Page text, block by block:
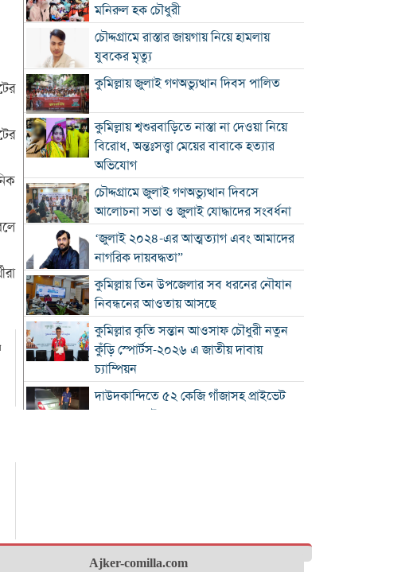
মনিরুল হক চৌধুরী
চৌদ্দগ্রামে রাস্তার জায়গায় নিয়ে হামলায়
যুবকের মৃত্যু
কুমিল্লায় জুলাই গণঅভ্যুত্থান দিবস পালিত
কুমিল্লায় শ্বশুরবাড়িতে নাস্তা না দেওয়া নিয়ে
বিরোধ, অন্তঃসত্ত্বা মেয়ের বাবাকে হত্যার
অভিযোগ
চৌদ্দগ্রামে জুলাই গণঅভ্যুত্থান দিবসে
আলোচনা সভা ও জুলাই যোদ্ধাদের সংবর্ধনা
‘জুলাই ২০২৪-এর আত্মত্যাগ এবং আমাদের
নাগরিক দায়বদ্ধতা”
কুমিল্লায় তিন উপজেলার সব ধরনের নৌযান
নিবন্ধনের আওতায় আসছে
কুমিল্লার কৃতি সন্তান আওসাফ চৌধুরী নতুন
কুঁড়ি স্পোর্টস-২০২৬ এ জাতীয় দাবায়
চ্যাম্পিয়ন
দাউদকান্দিতে ৫২ কেজি গাঁজাসহ প্রাইভেট
মৃত্যু
Ajker-comilla.com